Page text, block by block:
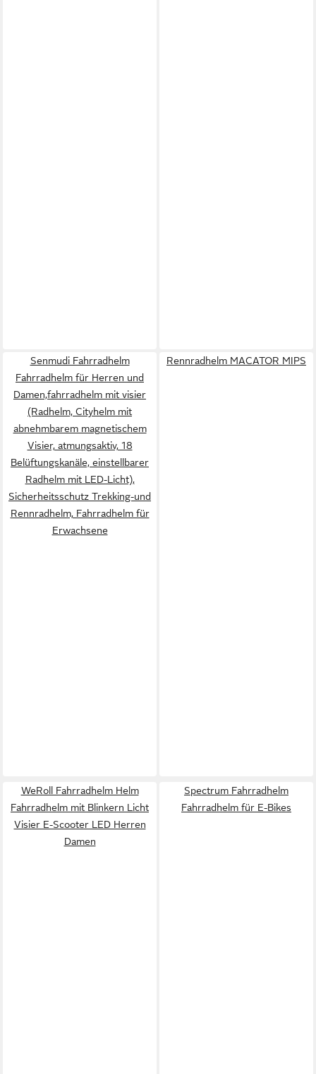
Senmudi Fahrradhelm
Fahrradhelm für Herren und
Damen,fahrradhelm mit visier
(Radhelm, Cityhelm mit
abnehmbarem magnetischem
Visier, atmungsaktiv, 18
Belüftungskanäle, einstellbarer
Radhelm mit LED-Licht),
Sicherheitsschutz Trekking-und
Rennradhelm, Fahrradhelm für
Erwachsene
Rennradhelm MACATOR MIPS
WeRoll Fahrradhelm Helm
Fahrradhelm mit Blinkern Licht
Visier E-Scooter LED Herren
Damen
Spectrum Fahrradhelm
Fahrradhelm für E-Bikes